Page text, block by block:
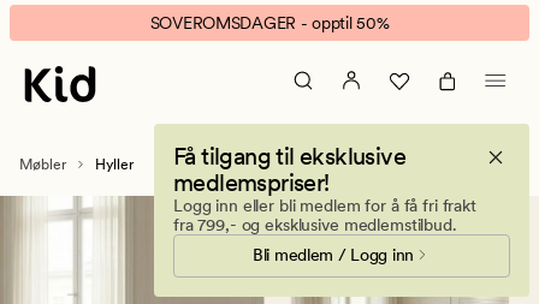
Hyllesystem
til
alle
rom
banner.
Klikk
ESCAPE
pause.
SOVEROMSDAGER - opptil 50%
Få tilgang til eksklusive
medlemspriser!
Logg inn eller bli medlem for å få fri frakt
fra 799,- og eksklusive medlemstilbud.
Bli medlem / Logg inn
Møbler Hyller